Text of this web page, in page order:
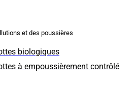
et des poussières
biologiques
à empoussièrement contrôlé